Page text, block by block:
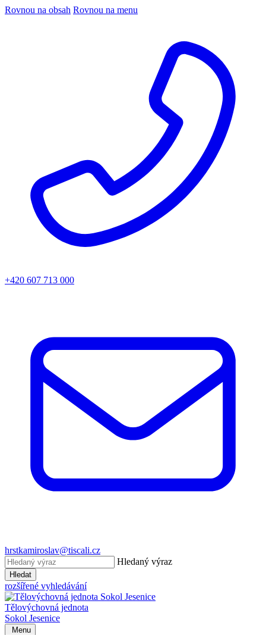
Rovnou na obsah Rovnou na menu
+420 607 713 000
hrstkamiroslav@tiscali.cz
Hledaný výraz
Hledat
rozšířené vyhledávání
Tělovýchovná jednota
Sokol Jesenice
Menu